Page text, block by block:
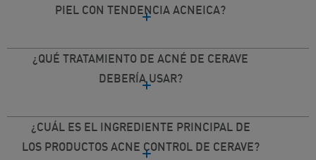
PIEL CON TENDENCIA ACNEICA?
¿QUÉ TRATAMIENTO DE ACNÉ DE CERAVE
DEBERÍA USAR?
¿CUÁL ES EL INGREDIENTE PRINCIPAL DE
LOS PRODUCTOS ACNE CONTROL DE CERAVE?